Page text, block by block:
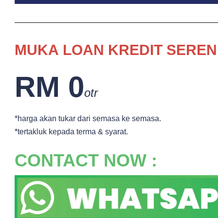
MUKA LOAN KREDIT
RM 0otr
*harga akan tukar dari semasa ke semasa.
*tertakluk kepada terma & syarat.
CONTACT NOW :